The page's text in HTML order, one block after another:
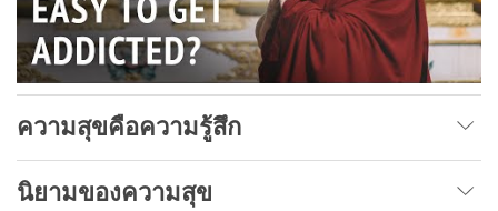
ความสุขคือความรู้สึก
นิยามของความสุข